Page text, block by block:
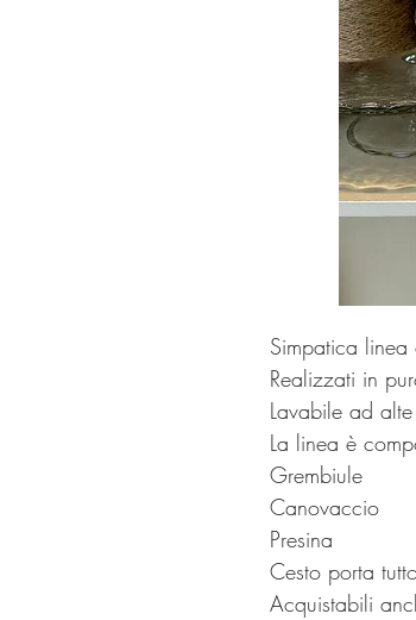
Simpatica
Realizzati in
Lavabile ad
La linea è
Grembiule
Canovaccio
Presina
Cesto porta
Acquistabili